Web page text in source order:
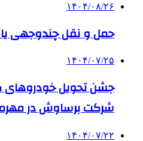
۱۴۰۴/۰۸/۲۶
حمل و نقل چندوجهی
۱۴۰۴/۰۷/۲۵
جشن تحویل خودروهای
شرکت برساوش در
۱۴۰۴/۰۷/۲۲